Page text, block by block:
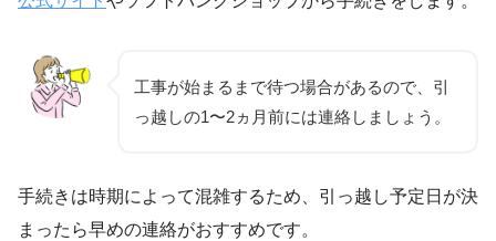
工事が始まるまで待つ場合があるので、引
っ越しの1〜2ヵ月前には連絡しましょう。
手続きは時期によって混雑するため、引っ越し予定日が決
まったら早めの連絡がおすすめです。